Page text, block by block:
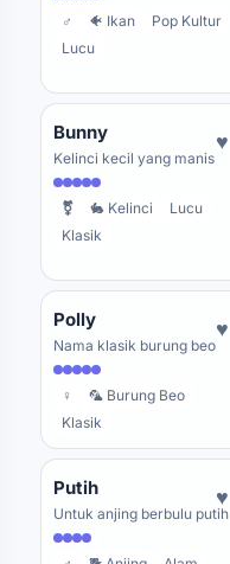
♂ 🐠 Ikan
Pop Kultur
Lucu
♥
Bunny
Kelinci kecil yang manis
⚧ 🐇 Kelinci
Lucu
Klasik
♥
Polly
Nama klasik burung beo
♀
🦜 Burung Beo
Klasik
♥
Putih
Untuk anjing berbulu putih